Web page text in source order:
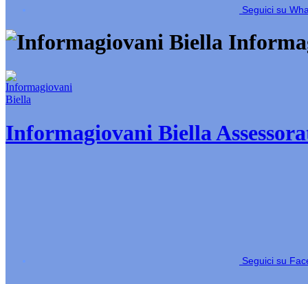
Seguici su
Informagiovani Biella
Seguici su